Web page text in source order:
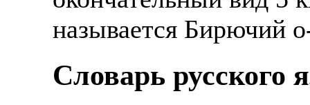
называется Бирючий
Словарь